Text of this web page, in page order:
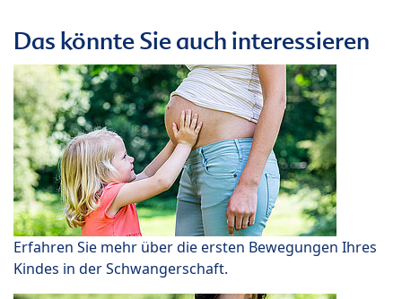
Das könnte Sie auch interessieren
Erfahren Sie mehr über die ersten Bewegungen Ihres
Kindes in der Schwangerschaft.